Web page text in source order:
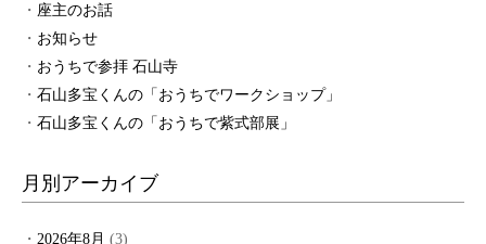
座主のお話
お知らせ
おうちで参拝 石山寺
石山多宝くんの「おうちでワークショップ」
石山多宝くんの「おうちで紫式部展」
月別アーカイブ
2026年8月 (3)